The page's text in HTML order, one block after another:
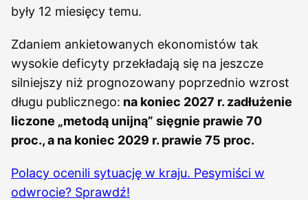
były 12 miesięcy temu.
Zdaniem ankietowanych ekonomistów tak
wysokie deficyty przekładają się na jeszcze
silniejszy niż prognozowany poprzednio wzrost
długu publicznego: na koniec 2027 r. zadłużenie
liczone „metodą unijną” sięgnie prawie 70
proc., a na koniec 2029 r. prawie 75 proc.
Polacy ocenili sytuację w kraju. Pesymiści w
odwrocie? Sprawdź!